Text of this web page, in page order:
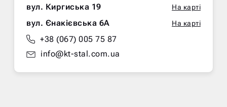
вул. Киргиська 19 На карті
вул. Єнакієвська 6А На карті
+38 (067) 005 75 87
info@kt-stal.com.ua